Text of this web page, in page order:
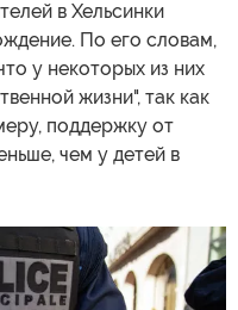
в Хельсинки
По его словам,
у некоторых из них
жизни", так как
поддержку от
чем у детей в